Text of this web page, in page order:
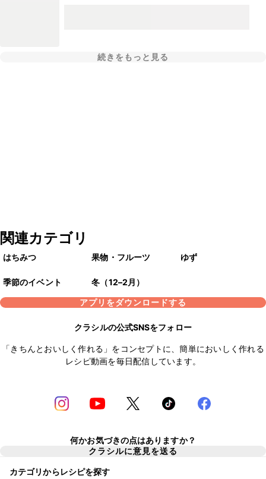
続きをもっと見る
関連カテゴリ
はちみつ 果物・フルーツ ゆず
季節のイベント
冬（12–2月）
アプリをダウンロードする
クラシルの公式SNSをフォロー
「きちんとおいしく作れる」をコンセプトに、簡単においしく作れる
レシピ動画を毎日配信しています。
何かお気づきの点はありますか？
クラシルに意見を送る
カテゴリからレシピを探す